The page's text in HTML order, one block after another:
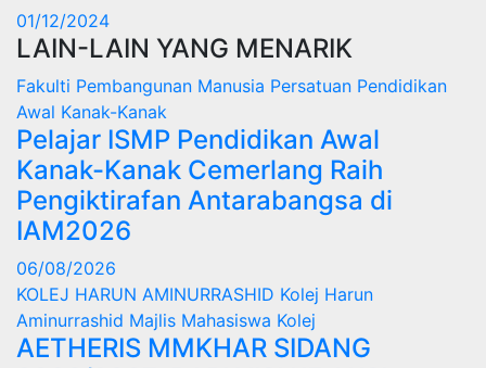
01/12/2024
LAIN-LAIN YANG MENARIK
Fakulti Pembangunan Manusia Persatuan Pendidikan
Awal Kanak-Kanak
Pelajar ISMP Pendidikan Awal
Kanak-Kanak Cemerlang Raih
Pengiktirafan Antarabangsa di
IAM2026
06/08/2026
KOLEJ HARUN AMINURRASHID Kolej Harun
Aminurrashid Majlis Mahasiswa Kolej
AETHERIS MMKHAR SIDANG